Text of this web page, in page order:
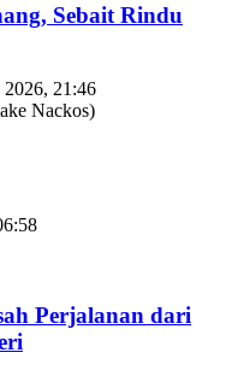
Sebait Rindu
2026, 21:46
Perjalanan dari